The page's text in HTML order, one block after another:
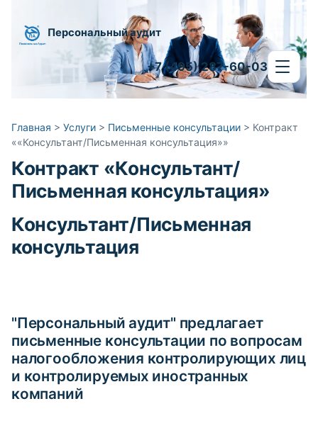
Персональный аудит
+7 (495) 287-60-03
Главная > Услуги > Письменные консультации > Контракт
««Консультант/Письменная консультация»»
Контракт «Консультант/
Письменная консультация»
Консультант/Письменная
консультация
"Персональный аудит" предлагает
письменные консультации по вопросам
налогообложения контролирующих лиц
и контролируемых иностранных
компаний